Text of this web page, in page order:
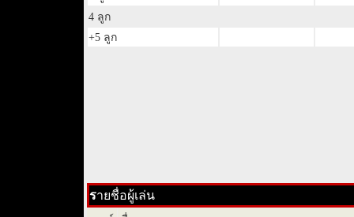
4 ลูก
+5 ลูก
รายชื่อผู้เล่น